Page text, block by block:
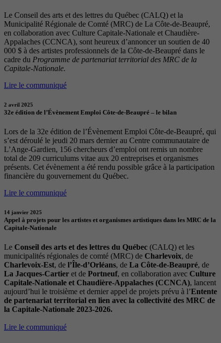
Le Conseil des arts et des lettres du Québec (CALQ) et la
Municipalité Régionale de Comté (MRC) de La Côte-de-Beaupré,
en collaboration avec Culture Capitale-Nationale et Chaudière-
Appalaches (CCNCA), sont heureux d’annoncer un soutien de 40
000 $ à des artistes professionnels de la Côte-de-Beaupré dans le
cadre du Programme de partenariat territorial des MRC de la
Capitale-Nationale.
Lire le communiqué
2 avril 2025
32e édition de l’Évènement Emploi Côte-de-Beaupré – le bilan
Lors de la 32e édition de l’Évènement Emploi Côte-de-Beaupré, qui
s’est déroulé le jeudi 20 mars dernier au Centre communautaire de
L’Ange-Gardien, 156 chercheurs d’emploi ont remis un nombre
total de 209 curriculums vitae aux 20 entreprises et organismes
présents. Cet évènement a été rendu possible grâce à la participation
financière du gouvernement du Québec.
Lire le communiqué
14 janvier 2025
Appel à projets pour les artistes et organismes artistiques dans les MRC de la
Capitale-Nationale
Le Conseil des arts et des lettres du Québec (CALQ) et les
municipalités régionales de comté (MRC) de Charlevoix, de
Charlevoix-Est, de l’Île-d’Orléans, de La Côte-de-Beaupré, de
La Jacques-Cartier et de Portneuf, en collaboration avec Culture
Capitale-Nationale et Chaudière-Appalaches (CCNCA), lancent
aujourd’hui le troisième et dernier appel de projets prévu à l’Entente
de partenariat territorial en lien avec la collectivité des MRC de
la Capitale-Nationale 2023-2026.
Lire le communiqué